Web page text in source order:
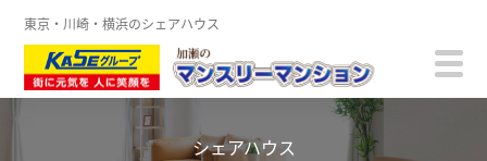
東京・川崎・横浜のシェアハウス
シェアハウス